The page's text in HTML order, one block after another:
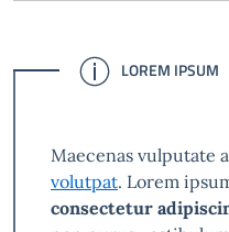
INFORMAZIONI
LOREM IPSUM
Maecenas vulputate
volutpat. Lorem
consectetur